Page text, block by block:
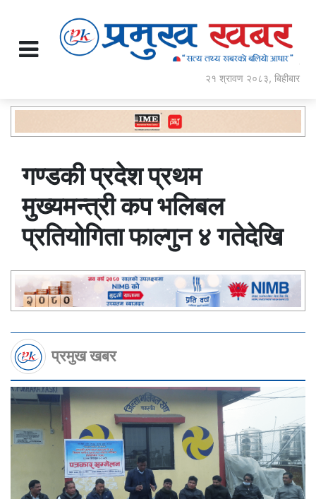
२१ श्रावण २०८३, बिहीबार
गण्डकी प्रदेश प्रथम
मुख्यमन्त्री कप भलिबल
प्रतियोगिता फाल्गुन ४ गतेदेखि
प्रमुख खबर